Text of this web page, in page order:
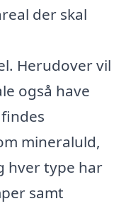
der skal
Herudover vil
også have
mineraluld,
hver type har
samt